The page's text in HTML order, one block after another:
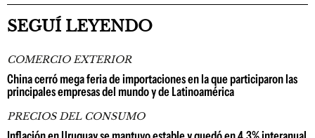
SEGUÍ LEYENDO
COMERCIO EXTERIOR
China cerró mega feria de importaciones en la que participaron las
principales empresas del mundo y de Latinoamérica
PRECIOS DEL CONSUMO